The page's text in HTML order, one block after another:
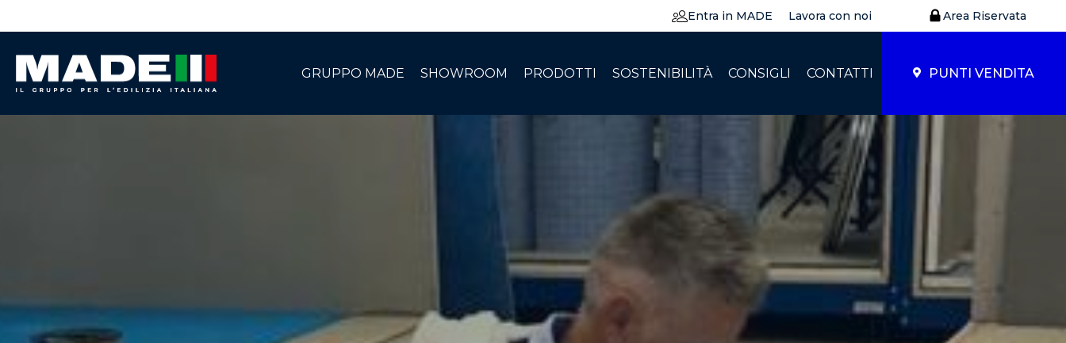
Entra in MADE Lavora con noi Area Riservata
GRUPPO MADE SHOWROOM PRODOTTI SOSTENIBILITÀ CONSIGLI CONTATTI PUNTI VENDITA